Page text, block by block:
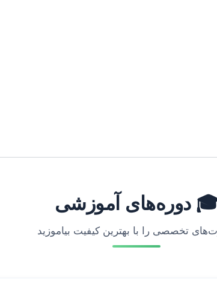
دوره‌های آموزشی
تخصصی را با بهترین کیفیت بیاموزید